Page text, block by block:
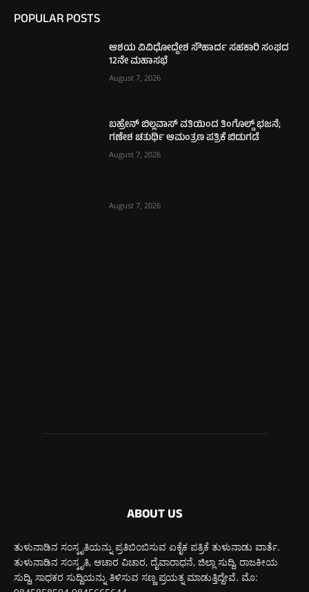
POPULAR POSTS
ಆಶಯ ವಿವಿಧೋದ್ದೇಶ ಸೌಹಾರ್ದ ಸಹಕಾರಿ ಸಂಘದ
12ನೇ ಮಹಾಸಭೆ
August 7, 2026
ಬಹ್ರೇನ್ ಬಿಲ್ಲವಾಸ್ ವತಿಯಿಂದ ತಿಂಗೊಲ್ಡ್ ಭಜನೆ;
ಗಣೇಶ ಚತುರ್ಥಿ ಆಮಂತ್ರಣ ಪತ್ರಿಕೆ ಬಿಡುಗಡೆ
August 7, 2026
August 7, 2026
ABOUT US
ತುಳುನಾಡಿನ ಸಂಸ್ಕೃತಿಯನ್ನು ಪ್ರತಿಬಿಂಬಿಸುವ ಏಕೈಕ ಪತ್ರಿಕೆ ತುಳುನಾಡು ವಾರ್ತೆ.
ತುಳುನಾಡಿನ ಸಂಸ್ಕೃತಿ, ಆಚಾರ ವಿಚಾರ, ದೈವಾರಾಧನೆ, ಜಿಲ್ಲಾ ಸುದ್ದಿ, ರಾಜಕೀಯ
ಸುದ್ದಿ, ಸಾಧಕರ ಸುದ್ದಿಯನ್ನು ತಿಳಿಸುವ ಸಣ್ಣ ಪ್ರಯತ್ನ ಮಾಡುತ್ತಿದ್ದೇವೆ. ಮೊ: